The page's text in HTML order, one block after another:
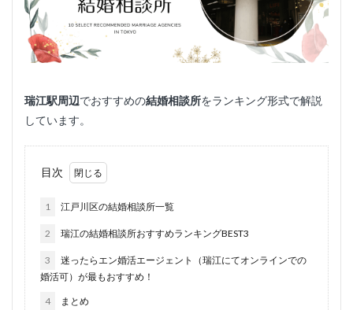
瑞江駅周辺でおすすめの結婚相談所をランキング形式で解説
しています。
目次
1 江戸川区の結婚相談所一覧
2 瑞江の結婚相談所おすすめランキングBEST3
3
迷ったらエン婚活エージェント（瑞江にてオンラインでの
婚活可）が最もおすすめ！
4 まとめ